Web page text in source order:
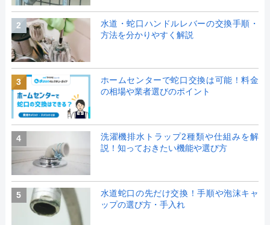
2
水道・蛇口ハンドルレバーの交換手順・
方法を分かりやすく解説
3
ホームセンターで蛇口交換は可能！料金
の相場や業者選びのポイント
4
洗濯機排水トラップ2種類や仕組みを解
説！知っておきたい機能や選び方
5
水道蛇口の先だけ交換！手順や泡沫キャ
ップの選び方・手入れ